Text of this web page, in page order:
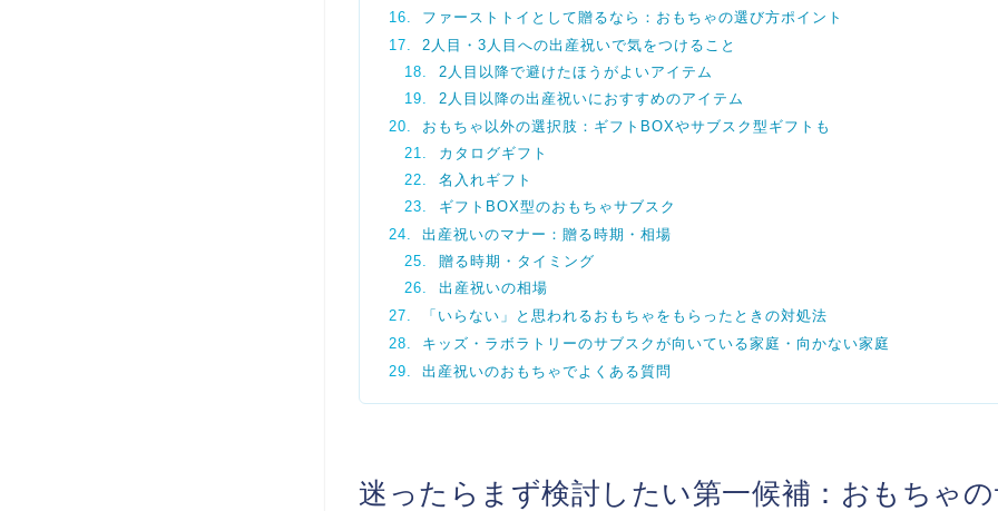
ファーストトイとして贈るなら：おもちゃの選び方ポイント
2人目・3人目への出産祝いで気をつけること
2人目以降で避けたほうがよいアイテム
2人目以降の出産祝いにおすすめのアイテム
おもちゃ以外の選択肢：ギフトBOXやサブスク型ギフトも
カタログギフト
名入れギフト
ギフトBOX型のおもちゃサブスク
出産祝いのマナー：贈る時期・相場
贈る時期・タイミング
出産祝いの相場
「いらない」と思われるおもちゃをもらったときの対処法
キッズ・ラボラトリーのサブスクが向いている家庭・向かない家庭
出産祝いのおもちゃでよくある質問
迷ったらまず検討したい第一候補：おもちゃ